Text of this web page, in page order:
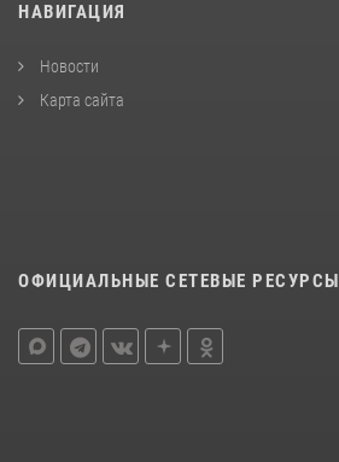
НАВИГАЦИЯ
Новости
Карта сайта
ОФИЦИАЛЬНЫЕ СЕТЕВЫЕ РЕСУРСЫ